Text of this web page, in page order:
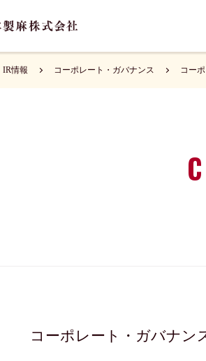
IR情報 コーポレート・ガバナンス コー
コーポレート・ガバナン